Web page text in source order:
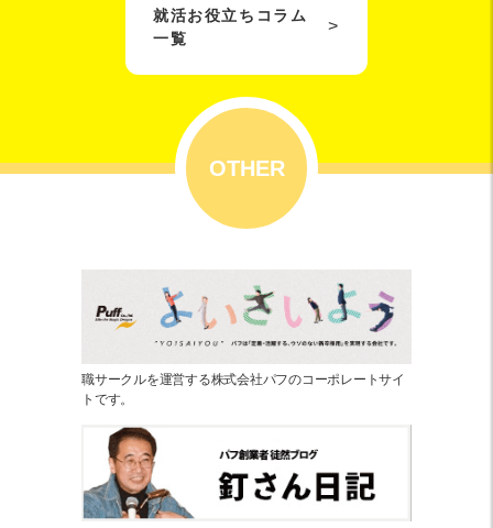
就活お役立ちコラム
一覧
OTHER
職サークルを運営する株式会社パフのコーポレートサイ
トです。